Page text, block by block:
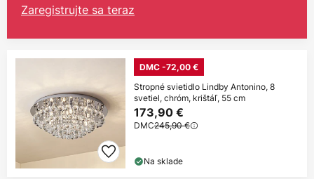
Zaregistrujte sa teraz
DMC -72,00 €
Stropné svietidlo Lindby Antonino, 8
svetiel, chróm, krištáľ, 55 cm
173,90 €
DMC245,90 €
Na sklade